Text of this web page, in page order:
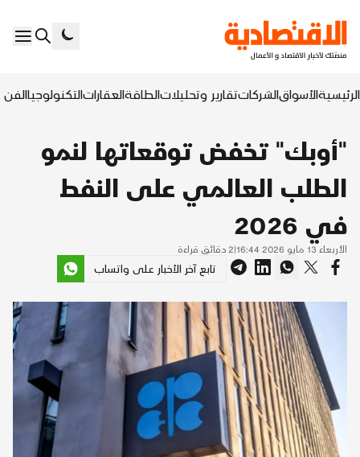
الرئيسيةالأسواقالشركاتتقارير وتحليلاتالطاقةالعقاراتالتكنولوجياالفن
"أوبك" تخفض توقعاتها لنمو
الطلب العالمي على النفط
في 2026
الأربعاء 13 مايو 2026 16:44 |
2 دقائق قراءة
تابع آخر الأخبار على واتساب